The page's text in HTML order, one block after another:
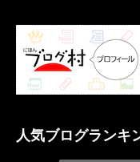
人気ブログランキ